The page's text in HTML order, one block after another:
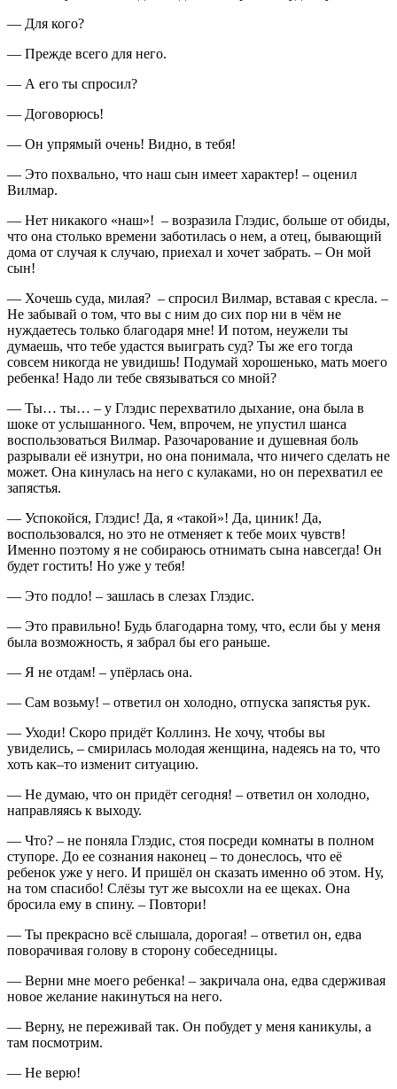
— Для кого?
— Прежде всего для него.
— А его ты спросил?
— Договорюсь!
— Он упрямый очень! Видно, в тебя!
— Это похвально, что наш сын имеет характер! – оценил
Вилмар.
— Нет никакого «наш»! – возразила Глэдис, больше от обиды,
что она столько времени заботилась о нем, а отец, бывающий
дома от случая к случаю, приехал и хочет забрать. – Он мой
сын!
— Хочешь суда, милая? – спросил Вилмар, вставая с кресла. –
Не забывай о том, что вы с ним до сих пор ни в чём не
нуждаетесь только благодаря мне! И потом, неужели ты
думаешь, что тебе удастся выиграть суд? Ты же его тогда
совсем никогда не увидишь! Подумай хорошенько, мать моего
ребенка! Надо ли тебе связываться со мной?
— Ты… ты… – у Глэдис перехватило дыхание, она была в
шоке от услышанного. Чем, впрочем, не упустил шанса
воспользоваться Вилмар. Разочарование и душевная боль
разрывали её изнутри, но она понимала, что ничего сделать не
может. Она кинулась на него с кулаками, но он перехватил ее
запястья.
— Успокойся, Глэдис! Да, я «такой»! Да, циник! Да,
воспользовался, но это не отменяет к тебе моих чувств!
Именно поэтому я не собираюсь отнимать сына навсегда! Он
будет гостить! Но уже у тебя!
— Это подло! – зашлась в слезах Глэдис.
— Это правильно! Будь благодарна тому, что, если бы у меня
была возможность, я забрал бы его раньше.
— Я не отдам! – упёрлась она.
— Сам возьму! – ответил он холодно, отпуска запястья рук.
— Уходи! Скоро придёт Коллинз. Не хочу, чтобы вы
увиделись, – смирилась молодая женщина, надеясь на то, что
хоть как–то изменит ситуацию.
— Не думаю, что он придёт сегодня! – ответил он холодно,
направляясь к выходу.
— Что? – не поняла Глэдис, стоя посреди комнаты в полном
ступоре. До ее сознания наконец – то донеслось, что её
ребенок уже у него. И пришёл он сказать именно об этом. Ну,
на том спасибо! Слёзы тут же высохли на ее щеках. Она
бросила ему в спину. – Повтори!
— Ты прекрасно всё слышала, дорогая! – ответил он, едва
поворачивая голову в сторону собеседницы.
— Верни мне моего ребенка! – закричала она, едва сдерживая
новое желание накинуться на него.
— Верну, не переживай так. Он побудет у меня каникулы, а
там посмотрим.
— Не верю!